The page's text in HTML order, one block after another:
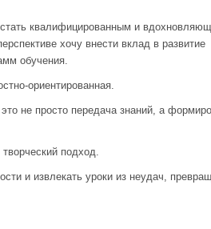
квалифицированным и
хочу внести вклад в развитие
обучения.
ориентированная.
не просто передача знаний, а
подход.
и извлекать уроки из неудач,